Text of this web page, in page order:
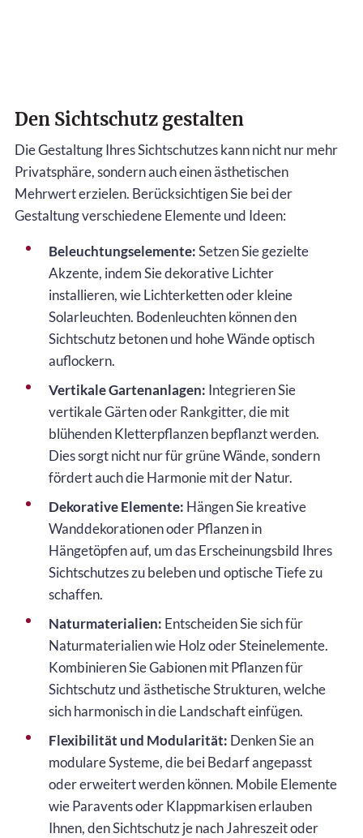
Den Sichtschutz gestalten
Die Gestaltung Ihres Sichtschutzes kann nicht nur mehr
Privatsphäre, sondern auch einen ästhetischen
Mehrwert erzielen. Berücksichtigen Sie bei der
Gestaltung verschiedene Elemente und Ideen:
Beleuchtungselemente:Setzen Sie gezielte
Akzente, indem Sie dekorative Lichter
installieren, wie Lichterketten oder kleine
Solarleuchten. Bodenleuchten können den
Sichtschutz betonen und hohe Wände optisch
auflockern.
Vertikale Gartenanlagen: Integrieren Sie
vertikale Gärten oder Rankgitter, die mit
blühenden Kletterpflanzen bepflanzt werden.
Dies sorgt nicht nur für grüne Wände, sondern
fördert auch die Harmonie mit der Natur.
Dekorative Elemente: Hängen Sie kreative
Wanddekorationen oder Pflanzen in
Hängetöpfen auf, um das Erscheinungsbild Ihres
Sichtschutzes zu beleben und optische Tiefe zu
schaffen.
Naturmaterialien: Entscheiden Sie sich für
Naturmaterialien wie Holz oder Steinelemente.
Kombinieren Sie Gabionen mit Pflanzen für
Sichtschutz und ästhetische Strukturen, welche
sich harmonisch in die Landschaft einfügen.
Flexibilität und Modularität: Denken Sie an
modulare Systeme, die bei Bedarf angepasst
oder erweitert werden können. Mobile Elemente
wie Paravents oder Klappmarkisen erlauben
Ihnen, den Sichtschutz je nach Jahreszeit oder